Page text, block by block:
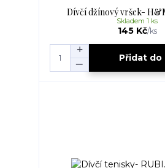
Dívčí džínový vršek-
145 Kč/ks
Skladem 1 ks
Přidat do